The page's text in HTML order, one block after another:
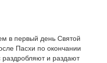
в первый день Святой
Пасхи по окончании
раздробляют и раздают